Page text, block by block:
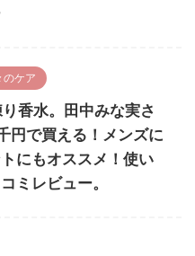
のケア
り香水。田中みな実さ
円で買える！メンズに
にもオススメ！使い
ミレビュー。